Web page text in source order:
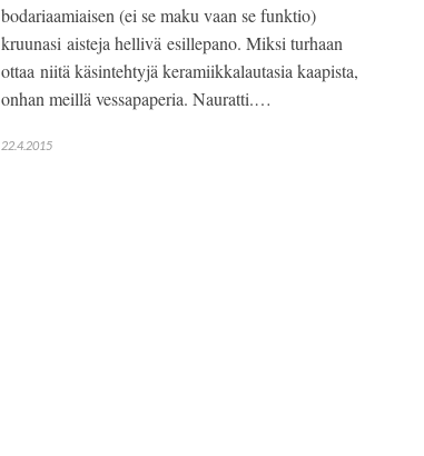
bodariaamiaisen (ei se maku vaan se funktio)
kruunasi aisteja hellivä esillepano. Miksi turhaan
ottaa niitä käsintehtyjä keramiikkalautasia kaapista,
onhan meillä vessapaperia. Nauratti.…
22.4.2015